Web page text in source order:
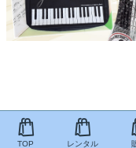
TOP レンタル